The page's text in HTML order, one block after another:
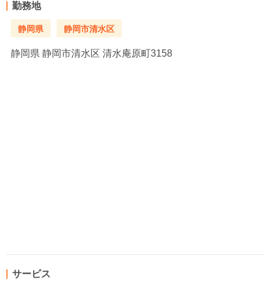
勤務地
静岡県 静岡市清水区
静岡県 静岡市清水区 清水庵原町3158
サービス